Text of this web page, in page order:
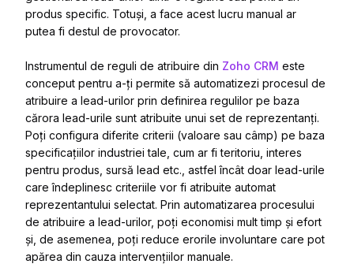
produs specific. Totuși, a face acest lucru manual ar
putea fi destul de provocator.
Instrumentul de reguli de atribuire din Zoho CRM este
conceput pentru a-ți permite să automatizezi procesul de
atribuire a lead-urilor prin definirea regulilor pe baza
cărora lead-urile sunt atribuite unui set de reprezentanți.
Poți configura diferite criterii (valoare sau câmp) pe baza
specificațiilor industriei tale, cum ar fi teritoriu, interes
pentru produs, sursă lead etc., astfel încât doar lead-urile
care îndeplinesc criteriile vor fi atribuite automat
reprezentantului selectat. Prin automatizarea procesului
de atribuire a lead-urilor, poți economisi mult timp și efort
și, de asemenea, poți reduce erorile involuntare care pot
apărea din cauza intervențiilor manuale.